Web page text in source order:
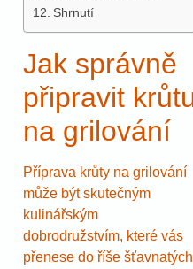
Shrnutí
Jak správně
připravit
na grilování
Příprava krůty na grilování
může být skutečným
kulinářským
dobrodružstvím, které vás
přenese do říše šťavnatých